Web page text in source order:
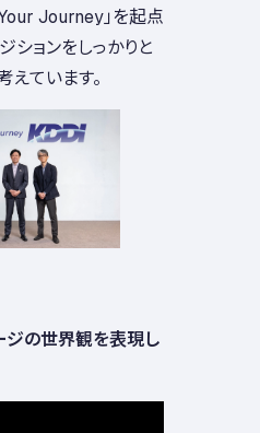
Journey」を起点
ションをしっかりと
ています。
ジの世界観を表現し